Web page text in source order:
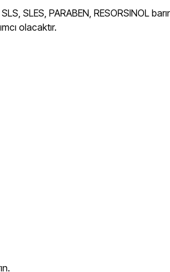
SLES, PARABEN, RESORSINOL
olacaktır.